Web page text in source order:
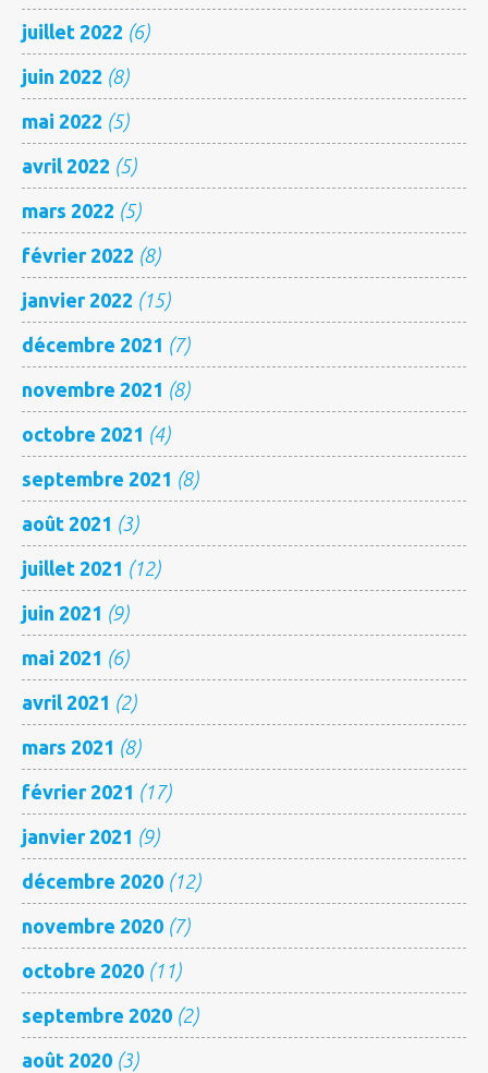
juillet 2022 (6)
juin 2022 (8)
mai 2022 (5)
avril 2022 (5)
mars 2022 (5)
février 2022 (8)
janvier 2022 (15)
décembre 2021 (7)
novembre 2021 (8)
octobre 2021 (4)
septembre 2021 (8)
août 2021 (3)
juillet 2021 (12)
juin 2021 (9)
mai 2021 (6)
avril 2021 (2)
mars 2021 (8)
février 2021 (17)
janvier 2021 (9)
décembre 2020 (12)
novembre 2020 (7)
octobre 2020 (11)
septembre 2020 (2)
août 2020 (3)